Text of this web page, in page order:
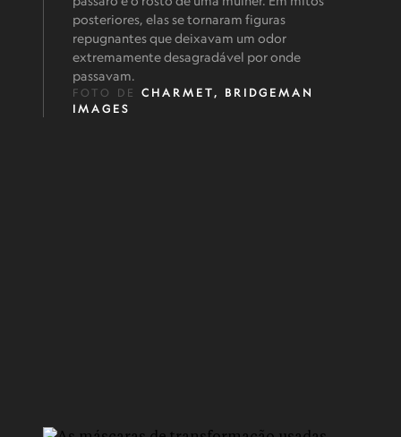
posteriores, elas se tornaram figuras
repugnantes que deixavam um odor
extremamente desagradável por onde
passavam.
FOTO DE CHARMET, BRIDGEMAN
IMAGES